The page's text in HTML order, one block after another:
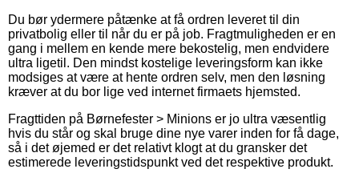
Du bør ydermere påtænke at få ordren leveret til din
privatbolig eller til når du er på job. Fragtmuligheden er en
gang i mellem en kende mere bekostelig, men endvidere
ultra ligetil. Den mindst kostelige leveringsform kan ikke
modsiges at være at hente ordren selv, men den løsning
kræver at du bor lige ved internet firmaets hjemsted.
Fragttiden på Børnefester > Minions er jo ultra væsentlig
hvis du står og skal bruge dine nye varer inden for få dage,
så i det øjemed er det relativt klogt at du gransker det
estimerede leveringstidspunkt ved det respektive produkt.